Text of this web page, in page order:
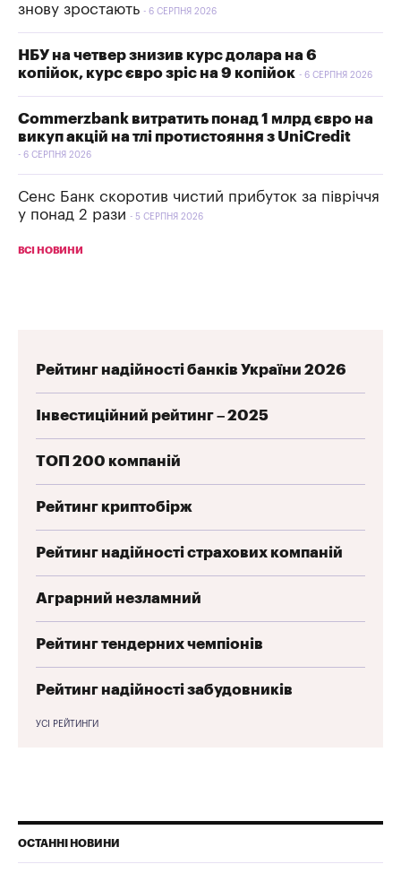
знову зростають
6 СЕРПНЯ 2026
НБУ на четвер знизив курс долара на 6
копійок, курс євро зріс на 9 копійок
6 СЕРПНЯ 2026
Commerzbank витратить понад 1 млрд євро на
викуп акцій на тлі протистояння з UniCredit
6 СЕРПНЯ 2026
Сенс Банк скоротив чистий прибуток за півріччя
у понад 2 рази
5 СЕРПНЯ 2026
ВСІ НОВИНИ
Рейтинг надійності банків України 2026
Інвестиційний рейтинг – 2025
ТОП 200 компаній
Рейтинг криптобірж
Рейтинг надійності страхових компаній
Аграрний незламний
Рейтинг тендерних чемпіонів
Рейтинг надійності забудовників
УСІ РЕЙТИНГИ
ОСТАННІ НОВИНИ